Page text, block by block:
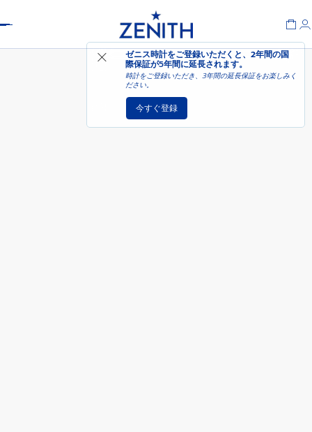
ゼニス時計をご登録いただくと、2年間の国
際保証が5年間に延長されます。
時計をご登録いただき、3年間の延長保証をお楽しみく
ださい。
今すぐ登録
デファイ エクストリーム - マリン